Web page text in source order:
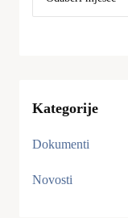
Kategorije
Dokumenti
Novosti